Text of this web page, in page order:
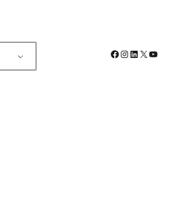
Facebook
Instagram
LinkedIn
X YouTube